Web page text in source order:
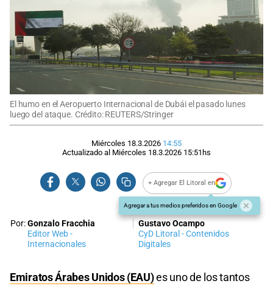
El humo en el Aeropuerto Internacional de Dubái el pasado lunes
luego del ataque. Crédito: REUTERS/Stringer
Miércoles 18.3.2026 14:55
Actualizado al Miércoles 18.3.2026 15:51hs
+ Agregar El Litoral en
Agregar a tus medios preferidos en Google
Por:Gonzalo Fracchia
Editor Web -
Internacionales
Gustavo Ocampo
CyD Litoral - Contenidos
Digitales
Emiratos Árabes Unidos (EAU)es uno de los tantos